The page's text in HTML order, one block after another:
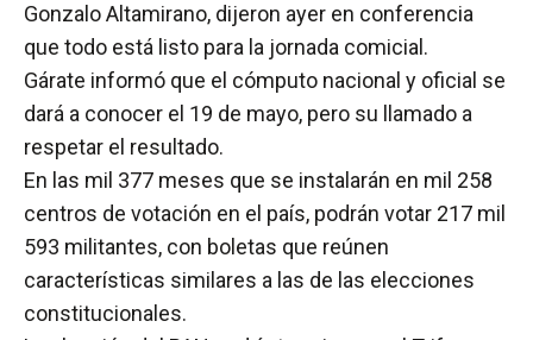
Gonzalo Altamirano, dijeron ayer en conferencia
que todo está listo para la jornada comicial.
Gárate informó que el cómputo nacional y oficial se
dará a conocer el 19 de mayo, pero su llamado a
respetar el resultado.
En las mil 377 meses que se instalarán en mil 258
centros de votación en el país, podrán votar 217 mil
593 militantes, con boletas que reúnen
características similares a las de las elecciones
constitucionales.